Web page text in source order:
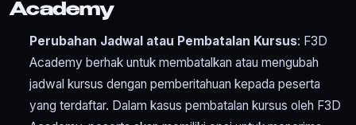
Academy
Perubahan Jadwal atau Pembatalan Kursus: F3D
Academy berhak untuk membatalkan atau mengubah
jadwal kursus dengan pemberitahuan kepada peserta
yang terdaftar. Dalam kasus pembatalan kursus oleh F3D